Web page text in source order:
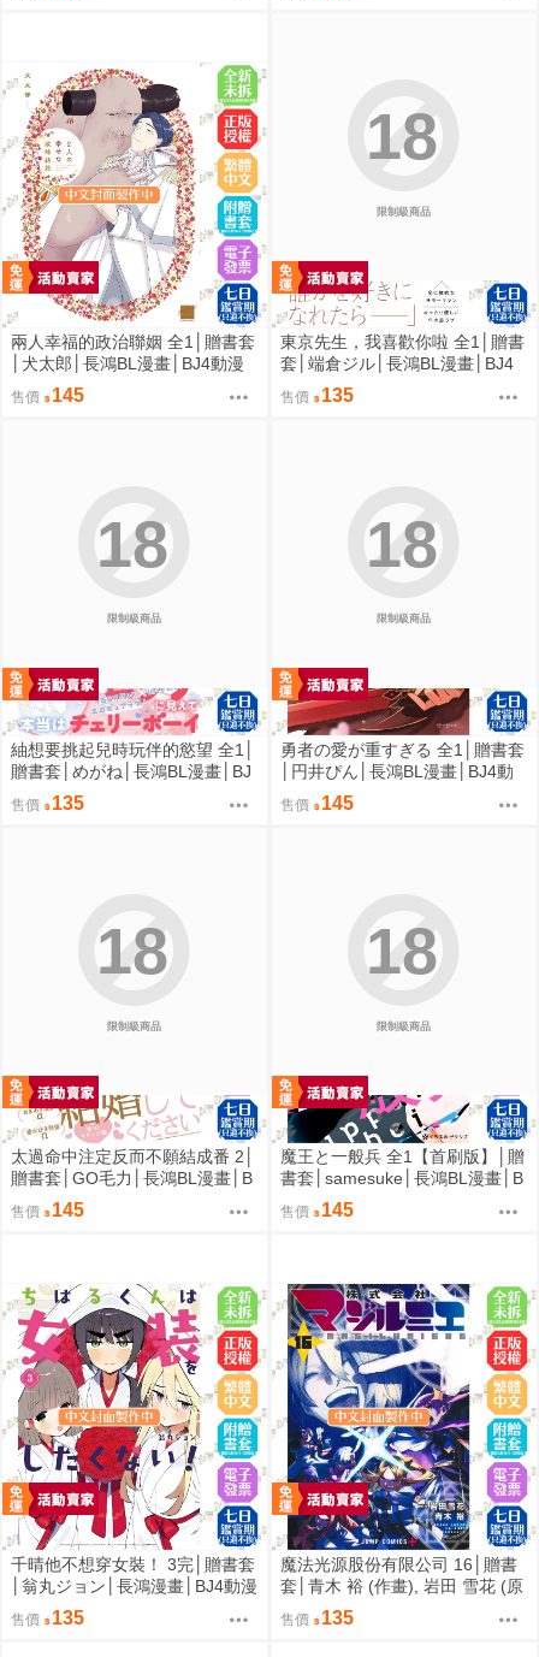
兩人幸福的政治聯姻 全1│贈書套
│犬太郎│長鴻BL漫畫│BJ4動漫
售價 145
限制級商品
18
東京先生，我喜歡你啦 全1│贈書
套│端倉ジル│長鴻BL漫畫│BJ4
動漫
售價 135
限制級商品
18
紬想要挑起兒時玩伴的慾望 全1│
贈書套│めがね│長鴻BL漫畫│BJ
4動漫
售價 135
限制級商品
18
勇者の愛が重すぎる 全1│贈書套
│円井ぴん│長鴻BL漫畫│BJ4動
售價 145
限制級商品
18
太過命中注定反而不願結成番 2│
贈書套│GO毛力│長鴻BL漫畫│B
J4動漫
售價 145
限制級商品
18
魔王と一般兵 全1【首刷版】│贈
書套│samesuke│長鴻BL漫畫│B
J4動漫
售價 145
千晴他不想穿女裝！ 3完│贈書套
│翁丸ジョン│長鴻漫畫│BJ4動漫
售價 135
魔法光源股份有限公司 16│贈書
套│青木 裕 (作畫), 岩田 雪花 (原
作)│長鴻漫畫│BJ4動漫
售價 135